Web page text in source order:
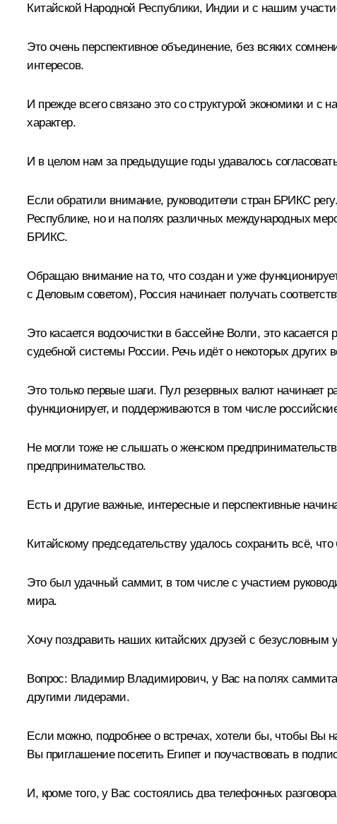
Китайской Народной Республики, Индии и с нашим
Это очень перспективное объединение, без всяких
интересов.
И прежде всего связано это со структурой экономики и
характер.
И в целом нам за предыдущие годы удавалось
Если обратили внимание, руководители стран БРИКС
Республике, но и на полях различных международных
БРИКС.
Обращаю внимание на то, что создан и уже
с Деловым советом), Россия начинает получать
Это касается водоочистки в бассейне Волги, это
судебной системы России. Речь идёт о некоторых
Это только первые шаги. Пул резервных валют начинает
функционирует, и поддерживаются в том числе
Не могли тоже не слышать о женском
предпринимательство.
Есть и другие важные, интересные и перспективные
Китайскому председательству удалось сохранить всё,
Это был удачный саммит, в том числе с участием
мира.
Хочу поздравить наших китайских друзей с безусловным
Вопрос: Владимир Владимирович, у Вас на полях
другими лидерами.
Если можно, подробнее о встречах, хотели бы, чтобы Вы
Вы приглашение посетить Египет и поучаствовать в
И, кроме того, у Вас состоялись два телефонных